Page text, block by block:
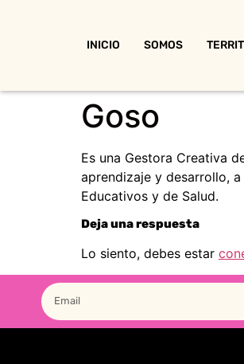
INICIO SOMOS
Goso
Es una Gestora Creativa
aprendizaje y desarrollo,
Educativos y de Salud.
Deja una respuesta
Lo siento, debes estar